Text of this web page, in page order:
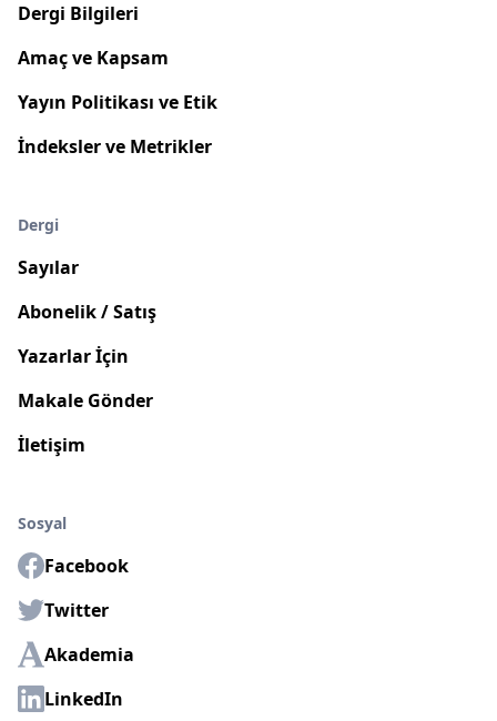
Dergi Bilgileri
Amaç ve Kapsam
Yayın Politikası ve Etik
İndeksler ve Metrikler
Dergi
Sayılar
Abonelik / Satış
Yazarlar İçin
Makale Gönder
İletişim
Sosyal
Facebook
Twitter
Akademia
LinkedIn